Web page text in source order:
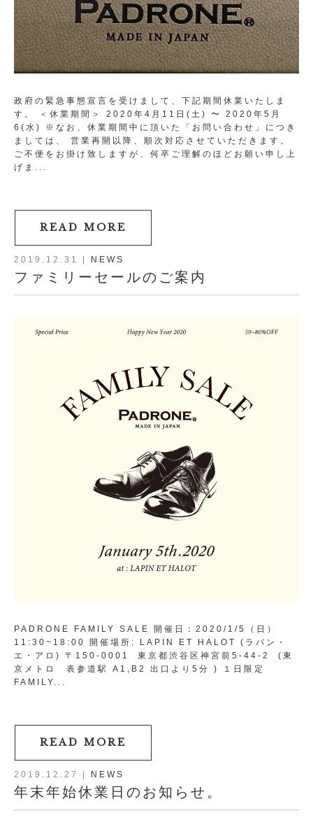
政府の緊急事態宣言を受けまして、下記期間休業いたしま
す。 ＜休業期間＞ 2020年4月11日(土) 〜 2020年5月
6(水) ※なお、休業期間中に頂いた「お問い合わせ」につき
ましては、 営業再開以降、順次対応させていただきます。
ご不便をお掛け致しますが、何卒ご理解のほどお願い申し上
げま...
READ MORE
2019.12.31 | NEWS
ファミリーセールのご案内
PADRONE FAMILY SALE 開催日：2020/1/5（日）
11:30~18:00 開催場所: LAPIN ET HALOT (ラパン・
エ・アロ) 〒150-0001 東京都渋谷区神宮前5-44-2 (東
京メトロ 表参道駅 A1,B2 出口より5分 ) １日限定
FAMILY...
READ MORE
2019.12.27 | NEWS
年末年始休業日のお知らせ。